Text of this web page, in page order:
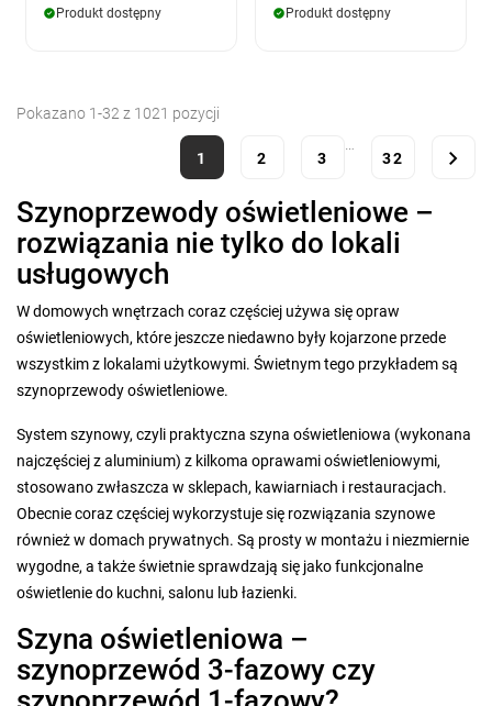
Produkt dostępny Produkt dostępny
Pokazano 1-32 z 1021 pozycji
1 2 3
32

Szynoprzewody oświetleniowe –
rozwiązania nie tylko do lokali
usługowych
W domowych wnętrzach coraz częściej używa się opraw
oświetleniowych, które jeszcze niedawno były kojarzone przede
wszystkim z lokalami użytkowymi. Świetnym tego przykładem są
szynoprzewody oświetleniowe.
System szynowy, czyli praktyczna szyna oświetleniowa (wykonana
najczęściej z aluminium) z kilkoma oprawami oświetleniowymi,
stosowano zwłaszcza w sklepach, kawiarniach i restauracjach.
Obecnie coraz częściej wykorzystuje się rozwiązania szynowe
również w domach prywatnych. Są prosty w montażu i niezmiernie
wygodne, a także świetnie sprawdzają się jako funkcjonalne
oświetlenie do kuchni, salonu lub łazienki.
Szyna oświetleniowa –
szynoprzewód 3-fazowy czy